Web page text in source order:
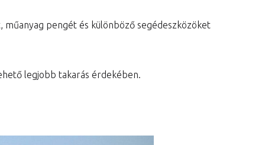
műanyag pengét és különböző segédeszközöket
legjobb takarás érdekében.